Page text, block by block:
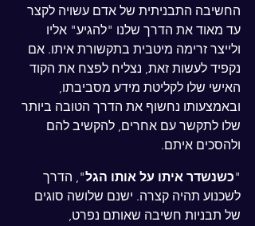
החשיבה התבניתית של אדם עשויה לקצר
עד מאוד את הדרך שלנו "להגיע" אליו
ולייצר זרימה מיטבית בתקשורת איתו. אם
נקפיד לעשות זאת, נצליח לפצח את הקוד
האישי שלו לקליטת מידע מסביבתו,
ובאמצעותו נחשוף את הדרך הטובה ביותר
שלו לתקשר עם אחרים, להקשיב להם
ולהסכים איתם.
"כשנשדר איתו על אותו הגל", הדרך
לשכנוע תהיה קצרה. ישנם שלושה סוגים
של תבניות חשיבה שאותם נפרט,